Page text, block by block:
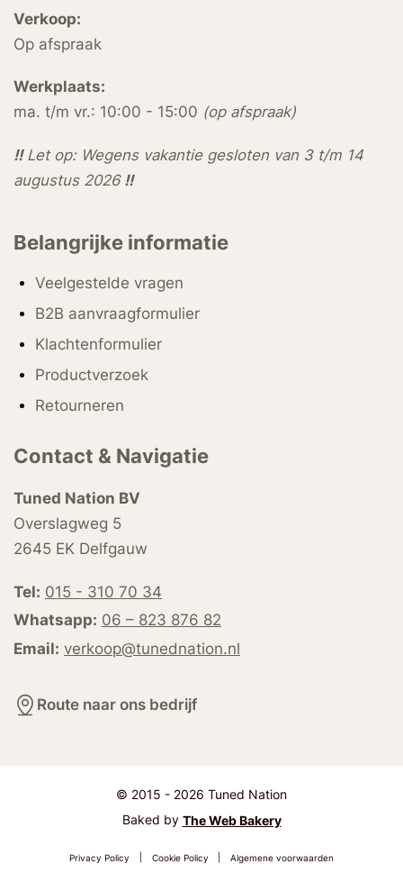
Verkoop:
Op afspraak
Werkplaats:
ma. t/m vr.: 10:00 - 15:00 (op afspraak)
!!Let op: Wegens vakantie gesloten van 3 t/m 14
augustus 2026 !!
Belangrijke informatie
Veelgestelde vragen
B2B aanvraagformulier
Klachtenformulier
Productverzoek
Retourneren
Contact & Navigatie
Tuned Nation BV
Overslagweg 5
2645 EK Delfgauw
Tel: 015 - 310 70 34
Whatsapp: 06 – 823 876 82
Email: verkoop@tunednation.nl
Route naar ons bedrijf
© 2015 - 2026 Tuned Nation
Baked by The Web Bakery
Privacy Policy Cookie Policy Algemene voorwaarden